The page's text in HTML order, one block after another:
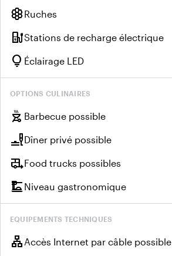
hiveRuches
ev_chargerStations de recharge électrique
lightbulb Éclairage LED
OPTIONS CULINAIRES
outdoor_grill Barbecue possible
brunch_diningDîner privé possible
rv_hookupFood trucks possibles
dinner_diningNiveau gastronomique
EQUIPEMENTS TECHNIQUES
lan Accès Internet par câble possible